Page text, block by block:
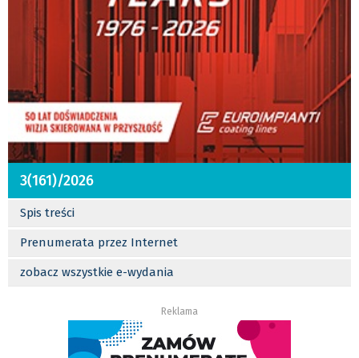
3(161)/2026
Spis treści
Prenumerata przez Internet
zobacz wszystkie e-wydania
Reklama